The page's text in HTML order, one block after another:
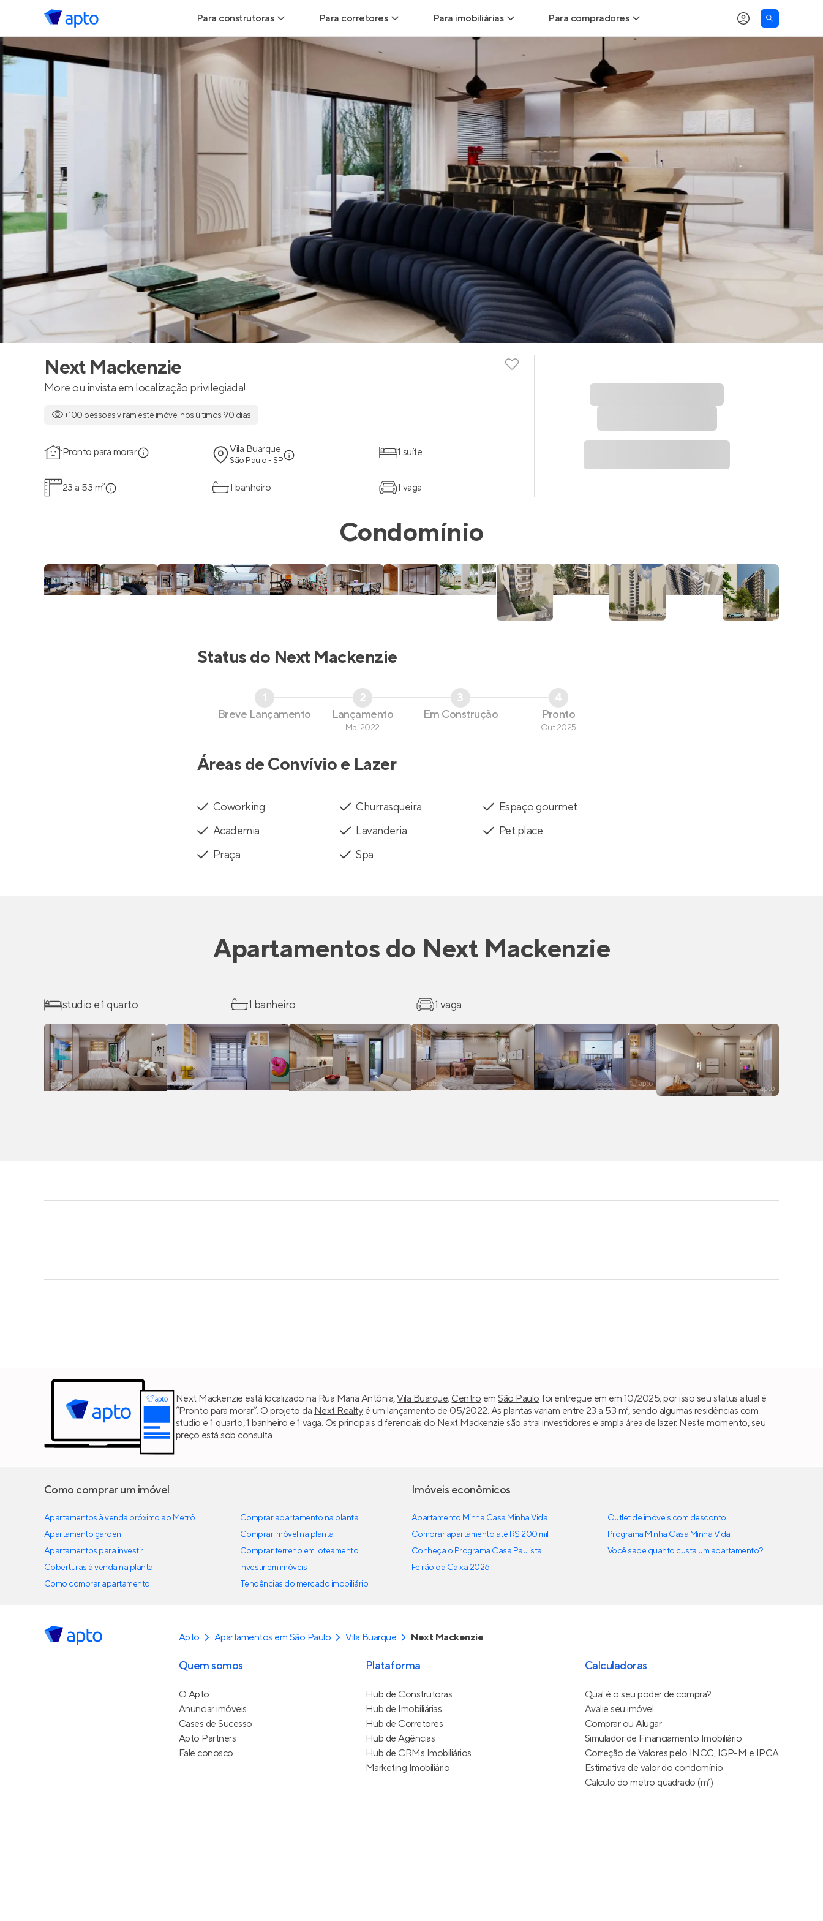
Para construtoras
Geração de Leads
Geração de Visitas
Geração de Vendas
Maiores Construtoras
Parcerias Imobiliárias
Anunciar Imóveis
Para corretores
Leads para Corretores
Corretor+
Parcerias imobiliárias
Hub de Corretores
Perfil Verificado
Anunciar imóveis
Para imobiliárias
Leads para Imobiliárias
Hub de imobiliárias
Anunciar imóveis
Para compradores
Buscar um imóvel novo
Calcule seu Poder de Compra
Correção do INCC
Simulador de Financiamento
Encontre um corretor
Next Mackenzie
More ou invista em localização privilegiada!
+100 pessoas viram este imóvel nos últimos 90 dias
Pronto para morar Vila Buarque
São Paulo - SP
1 suíte
23 a 53 m² 1 banheiro 1 vaga
Condomínio
Status do Next Mackenzie
1
Breve Lançamento
2
Lançamento
Mai 2022
3
Em Construção
4
Pronto
Out 2025
Áreas de Convívio e Lazer
Coworking Churrasqueira
Espaço gourmet
Academia
Lavanderia
Pet place
Praça
Spa
Apartamentos do Next Mackenzie
studio e 1 quarto 1 banheiro 1 vaga
Next Mackenzie está localizado na Rua Maria Antônia,Vila Buarque, Centro emSão Paulo foi entregue em em 10/2025, por isso seu status atual é
“Pronto para morar”. O projeto da Next Realtyé um lançamento de 05/2022. As plantas variam entre 23 a 53 m², sendo algumas residências com
studio e 1 quarto, 1 banheiro e 1 vaga. Os principais diferenciais do Next Mackenzie são atrai investidores e ampla área de lazer. Neste momento, seu
preço está sob consulta.
Como comprar um imóvel
Apartamentos à venda próximo ao Metrô
Apartamento garden
Apartamentos para investir
Coberturas à venda na planta
Como comprar apartamento
Comprar apartamento na planta
Comprar imóvel na planta
Comprar terreno em loteamento
Investir em imóveis
Tendências do mercado imobiliário
Imóveis econômicos
Apartamento Minha Casa Minha Vida
Comprar apartamento até R$ 200 mil
Conheça o Programa Casa Paulista
Feirão da Caixa 2026
Outlet de imóveis com desconto
Programa Minha Casa Minha Vida
Você sabe quanto custa um apartamento?
Apto Apartamentos em São Paulo Vila Buarque Next Mackenzie
Quem somos
O Apto
Anunciar imóveis
Cases de Sucesso
Apto Partners
Fale conosco
Plataforma
Hub de Construtoras
Hub de Imobiliárias
Hub de Corretores
Hub de Agências
Hub de CRMs Imobiliários
Marketing Imobiliário
Calculadoras
Qual é o seu poder de compra?
Avalie seu imóvel
Comprar ou Alugar
Simulador de Financiamento Imobiliário
Correção de Valores pelo INCC, IGP-M e IPCA
Estimativa de valor do condomínio
Calculo do metro quadrado (m²)